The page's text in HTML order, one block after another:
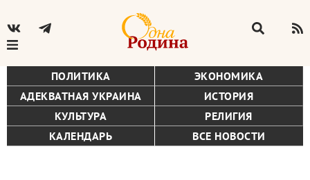
ПОЛИТИКА
ЭКОНОМИКА
АДЕКВАТНАЯ УКРАИНА
ИСТОРИЯ
КУЛЬТУРА
РЕЛИГИЯ
КАЛЕНДАРЬ
ВСЕ НОВОСТИ